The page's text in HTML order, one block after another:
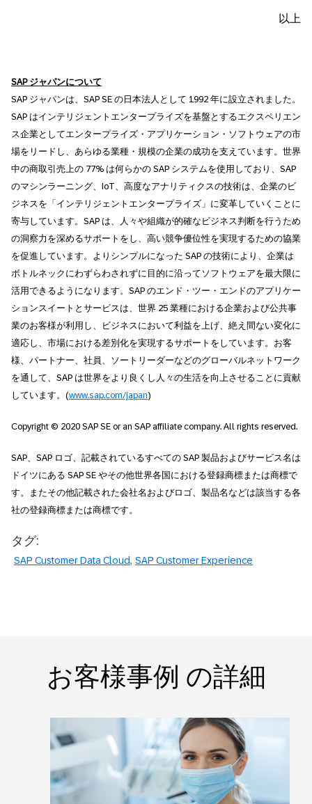
以上
SAP ジャパンについて
SAP ジャパンは、SAP SE の日本法人として 1992 年に設立されました。
SAP はインテリジェントエンタープライズを基盤とするエクスペリエン
ス企業としてエンタープライズ・アプリケーション・ソフトウェアの市
場をリードし、あらゆる業種・規模の企業の成功を支えています。世界
中の商取引売上の 77% は何らかの SAP システムを使用しており、SAP
のマシンラーニング、IoT、高度なアナリティクスの技術は、企業のビ
ジネスを「インテリジェントエンタープライズ」に変革していくことに
寄与しています。SAP は、人々や組織が的確なビジネス判断を行うため
の洞察力を深めるサポートをし、高い競争優位性を実現するための協業
を促進しています。よりシンプルになった SAP の技術により、企業は
ボトルネックにわずらわされずに目的に沿ってソフトウェアを最大限に
活用できるようになります。SAP のエンド・ツー・エンドのアプリケー
ションスイートとサービスは、世界 25 業種における企業および公共事
業のお客様が利用し、ビジネスにおいて利益を上げ、絶え間ない変化に
適応し、市場における差別化を実現するサポートをしています。お客
様、パートナー、社員、ソートリーダーなどのグローバルネットワーク
を通して、SAP は世界をより良くし人々の生活を向上させることに貢献
しています。(www.sap.com/japan)
Copyright © 2020 SAP SE or an SAP affiliate company. All rights reserved.
SAP、SAP ロゴ、記載されているすべての SAP 製品およびサービス名は
ドイツにある SAP SE やその他世界各国における登録商標または商標で
す。またその他記載された会社名およびロゴ、製品名などは該当する各
社の登録商標または商標です。
タグ:
SAP Customer Data Cloud SAP Customer Experience
お客様事例 の詳細